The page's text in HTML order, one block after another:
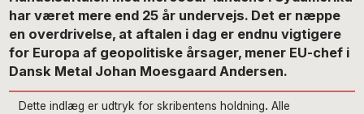
har været mere end 25 år undervejs. Det er næppe
en overdrivelse, at aftalen i dag er endnu vigtigere
for Europa af geopolitiske årsager, mener EU-chef i
Dansk Metal Johan Moesgaard Andersen.
Dette indlæg er udtryk for skribentens holdning. Alle